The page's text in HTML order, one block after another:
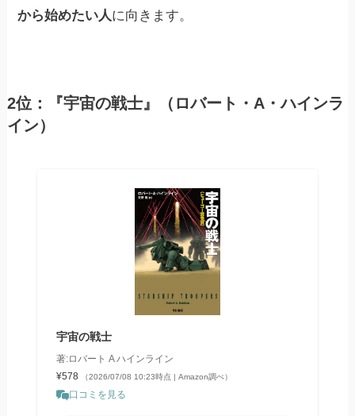
から始めたい人に向きます。
2位：『宇宙の戦士』（ロバート・A・ハインラ
イン）
宇宙の戦士
著:ロバート A ハインライン
¥578
（2026/07/08 10:23時点 | Amazon調べ）
口コミを見る